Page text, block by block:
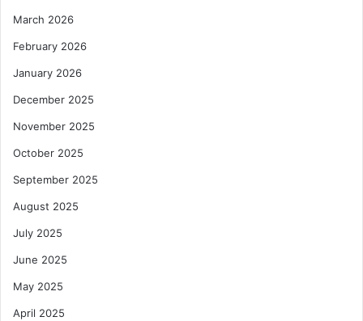
March 2026
February 2026
January 2026
December 2025
November 2025
October 2025
September 2025
August 2025
July 2025
June 2025
May 2025
April 2025